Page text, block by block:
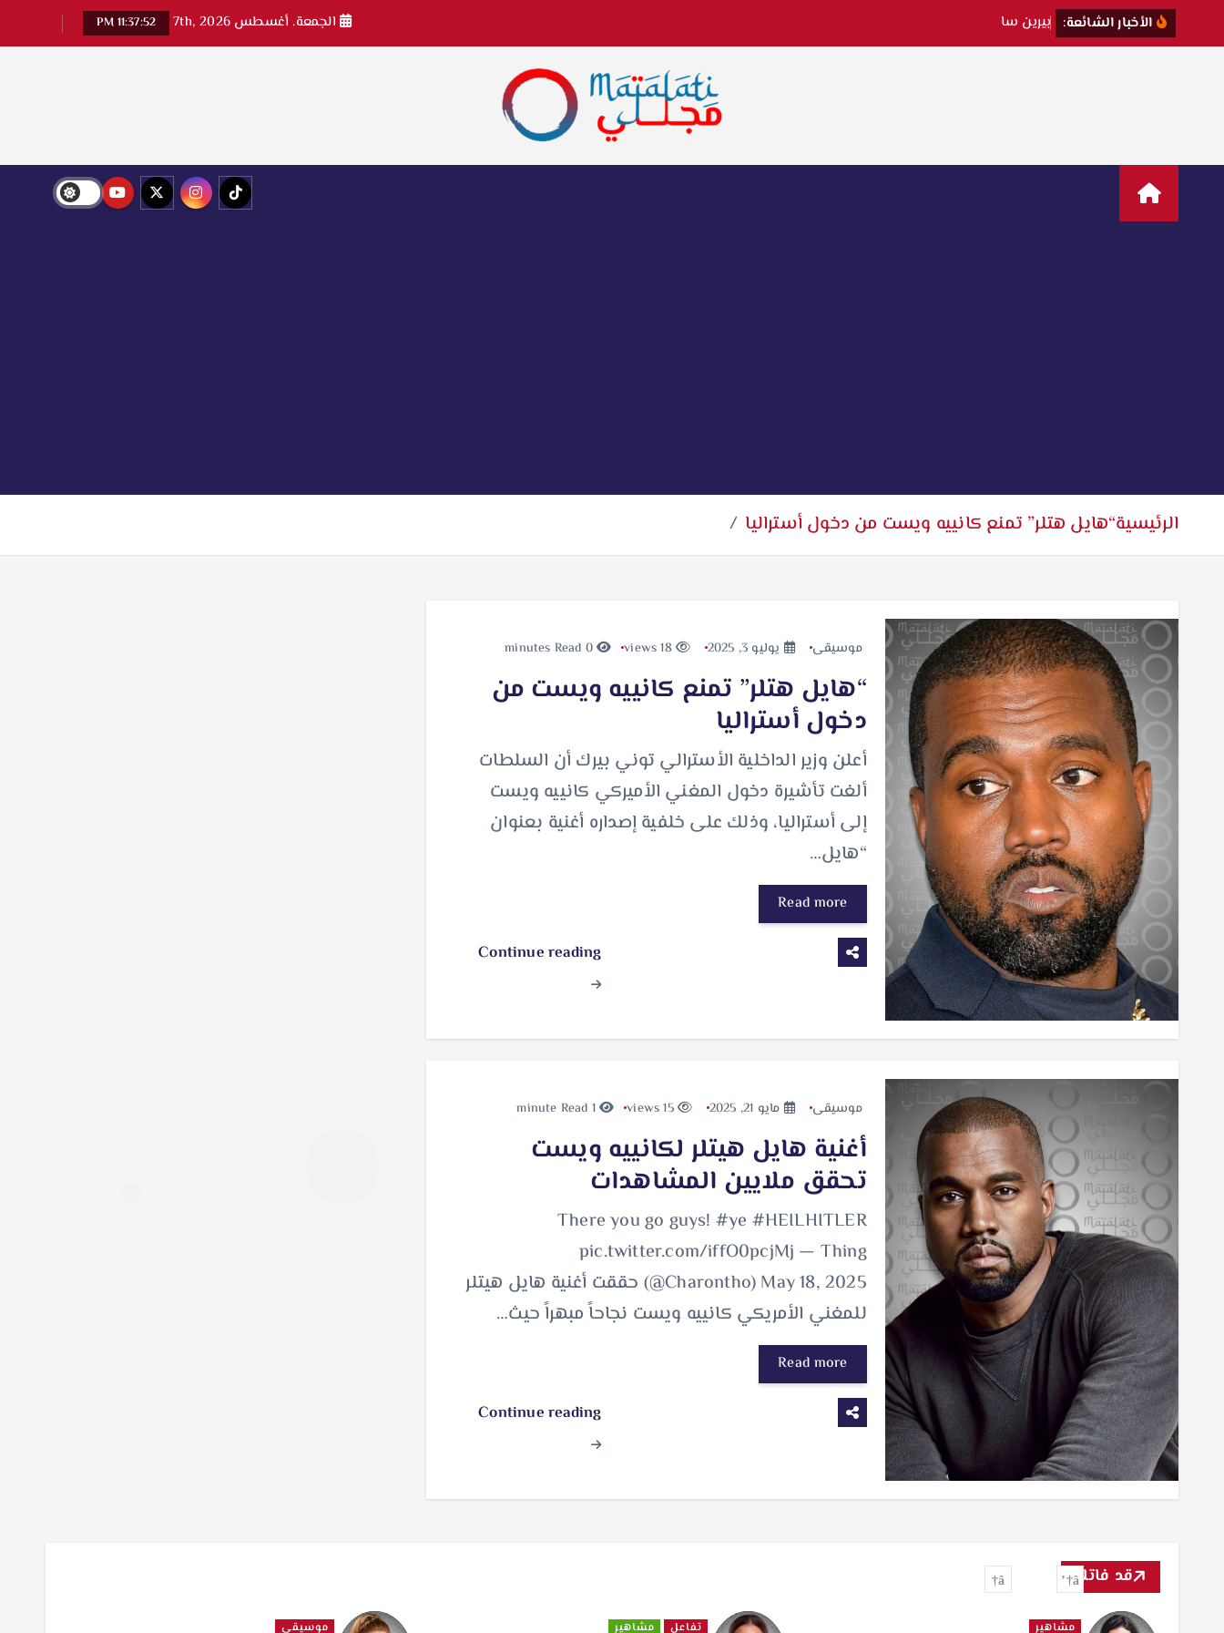
ل
و
الأخبار الشائعة: بيرين سا الجمعة. أغسطس 7th, 2026 11:37:53 PM
اخبار فنية وترفيهية
الرئيسية“هايل هتلر” تمنع كانييه ويست من دخول أستراليا
موسيقى يوليو 3, 2025 18 views
0 minutes Read
“هايل هتلر” تمنع كانييه ويست من
دخول أستراليا
أعلن وزير الداخلية الأسترالي توني بيرك أن السلطات
ألغت تأشيرة دخول المغني الأميركي كانييه ويست
إلى أستراليا، وذلك على خلفية إصداره أغنية بعنوان
“هايل…
Read more
Continue reading
موسيقى مايو 21, 2025 15 views
1 minute Read
أغنية هايل هيتلر لكانييه ويست
تحقق ملايين المشاهدات
There you go guys! #ye #HEILHITLER
pic.twitter.com/iffO0pcjMj — Thing
(@Charontho) May 18, 2025 حققت أغنية هايل هيتلر
للمغني الأمريكي كانييه ويست نجاحاً مبهراً حيث…
Read more
Continue reading
قد فاتك
مشاهير تفاعل مشاهير موسيقى